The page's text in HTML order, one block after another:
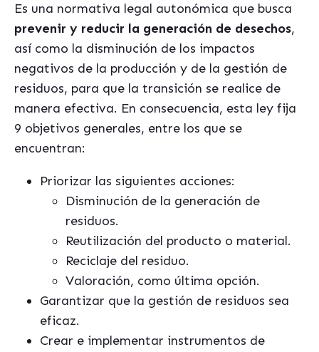
Es una normativa legal autonómica que busca
prevenir y reducir la generación de desechos,
así como la disminución de los impactos
negativos de la producción y de la gestión de
residuos, para que la transición se realice de
manera efectiva. En consecuencia, esta ley fija
9 objetivos generales, entre los que se
encuentran:
Priorizar las siguientes acciones:
Disminución de la generación de
residuos.
Reutilización del producto o material.
Reciclaje del residuo.
Valoración, como última opción.
Garantizar que la gestión de residuos sea
eficaz.
Crear e implementar instrumentos de